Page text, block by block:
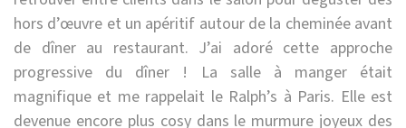
hors d’œuvre et un apéritif autour de la cheminée avant
de dîner au restaurant. J’ai adoré cette approche
progressive du dîner ! La salle à manger était
magnifique et me rappelait le Ralph’s à Paris. Elle est
devenue encore plus cosy dans le murmure joyeux des